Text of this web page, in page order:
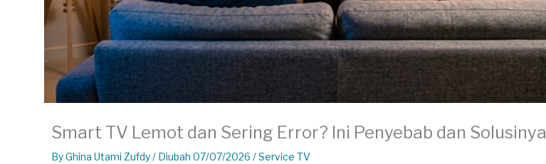
Smart TV Lemot dan Sering Error? Ini Penyebab dan Solusinya
ByGhina Utami Zufdy/ Diubah 07/07/2026 /Service TV